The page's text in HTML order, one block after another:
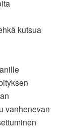
kutsua
vanhenevan